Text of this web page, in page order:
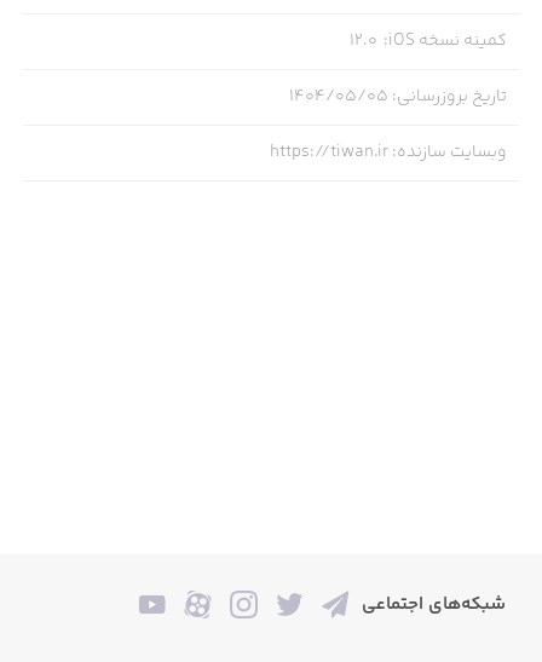
کمینه نسخه iOS :
12.0
تاریخ بروزرسانی: ۱۴۰۴/۰۵/۰۵
وبسایت سازنده:
https://tiwan.ir
شبکه‌های اجتماعی